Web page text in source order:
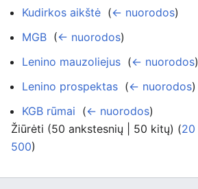
Kudirkos aikštė (← nuorodos)
MGB (← nuorodos)
Lenino mauzoliejus (← nuorodos)
Lenino prospektas (← nuorodos)
KGB rūmai (← nuorodos)
Žiūrėti (50 ankstesnių | 50 kitų) (20
500)